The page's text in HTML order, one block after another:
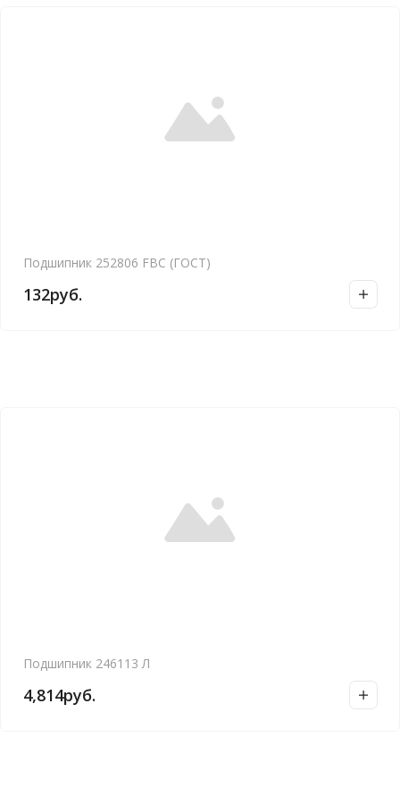
Подшипник 252806 FBC (ГОСТ)
132руб.
Подшипник 246113 Л
4,814руб.